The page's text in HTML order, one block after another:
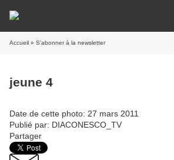
Accueil » S'abonner à la newsletter
jeune 4
Date de cette photo: 27 mars 2011
Publié par: DIACONESCO_TV
Partager